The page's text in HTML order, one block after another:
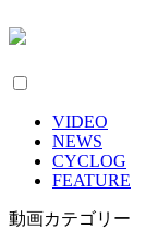
VIDEO
NEWS
CYCLOG
FEATURE
動画カテゴリー